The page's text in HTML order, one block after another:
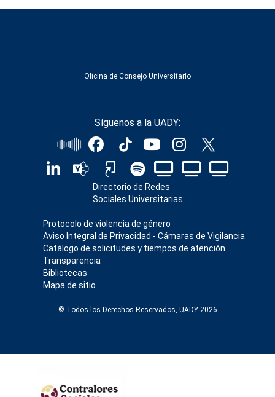
Oficina de Consejo Universitario
Síguenos a la UADY:
Directorio de Redes
Sociales Universitarias
Protocolo de violencia de género
Aviso Integral de Privacidad - Cámaras de Vigilancia
Catálogo de solicitudes y tiempos de atención
Transparencia
Bibliotecas
Mapa de sitio
© Todos los Derechos Reservados, UADY 2026